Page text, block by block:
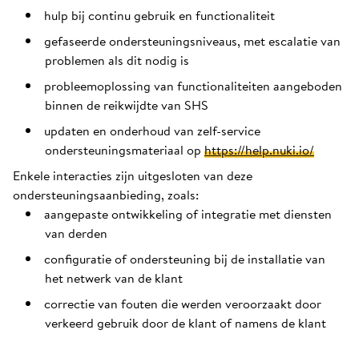
hulp bij continu gebruik en functionaliteit
gefaseerde ondersteuningsniveaus, met escalatie van
problemen als dit nodig is
probleemoplossing van functionaliteiten aangeboden
binnen de reikwijdte van SHS
updaten en onderhoud van zelf-service
ondersteuningsmateriaal op https://help.nuki.io/
Enkele interacties zijn uitgesloten van deze
ondersteuningsaanbieding, zoals:
aangepaste ontwikkeling of integratie met diensten
van derden
configuratie of ondersteuning bij de installatie van
het netwerk van de klant
correctie van fouten die werden veroorzaakt door
verkeerd gebruik door de klant of namens de klant